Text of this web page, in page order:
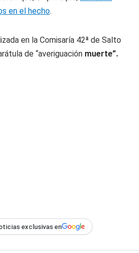
en el hecho.
en la Comisaría 42ª de Salto
de “averiguación muerte”.
exclusivas en